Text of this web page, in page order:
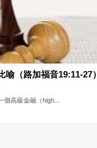
喻（路加福音19:11-27）
高級金融（high...